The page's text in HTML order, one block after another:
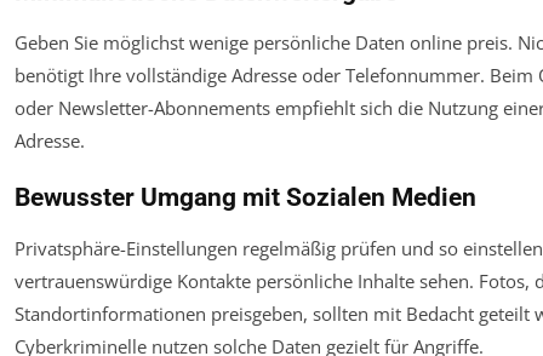
Geben Sie möglichst wenige persönliche Daten online preis.
benötigt Ihre vollständige Adresse oder Telefonnummer. Beim
oder Newsletter-Abonnements empfiehlt sich die Nutzung
Adresse.
Bewusster Umgang mit Sozialen Medien
Privatsphäre-Einstellungen regelmäßig prüfen und so
vertrauenswürdige Kontakte persönliche Inhalte sehen. Fotos,
Standortinformationen preisgeben, sollten mit Bedacht geteilt
Cyberkriminelle nutzen solche Daten gezielt für Angriffe.